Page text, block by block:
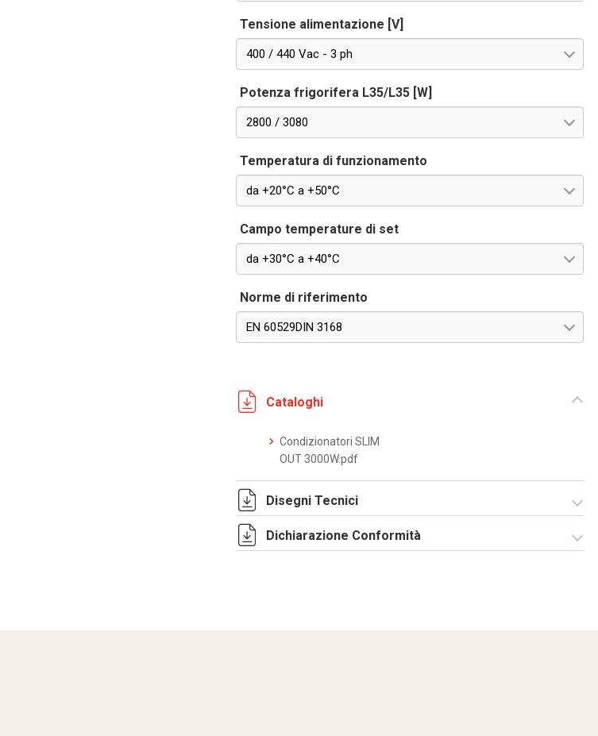
Tensione alimentazione [V]
400 / 440 Vac - 3 ph
Potenza frigorifera L35/L35 [W]
2800 / 3080
Temperatura di funzionamento
da +20°C a +50°C
Campo temperature di set
da +30°C a +40°C
Norme di riferimento
EN 60529DIN 3168
Cataloghi
Condizionatori SLIM
OUT 3000W.pdf
Disegni Tecnici
DF0032.pdf
Dichiarazione Conformità